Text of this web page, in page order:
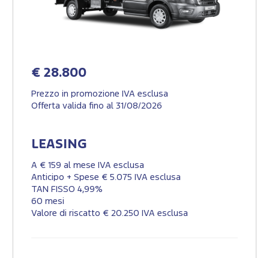
€ 28.800
Prezzo in promozione IVA esclusa
Offerta valida fino al 31/08/2026
LEASING
A € 159 al mese IVA esclusa
Anticipo + Spese € 5.075 IVA esclusa
TAN FISSO 4,99%
60 mesi
Valore di riscatto € 20.250 IVA esclusa